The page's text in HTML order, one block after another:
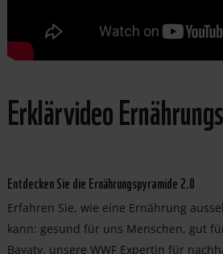
Erklärvideo
Entdecken Sie die Ernährungspyramide 2.0
Erfahren Sie, wie eine Ernährung
kann: gesund für uns Menschen, gut
Bayaty, unsere WWF Expertin für